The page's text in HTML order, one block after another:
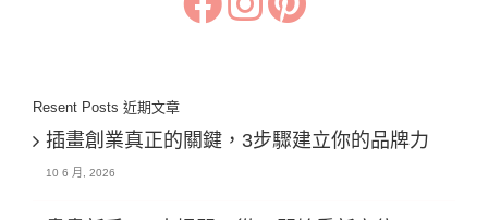
Resent Posts 近期文章
插畫創業真正的關鍵，3步驟建立你的品牌力
10 6 月, 2026